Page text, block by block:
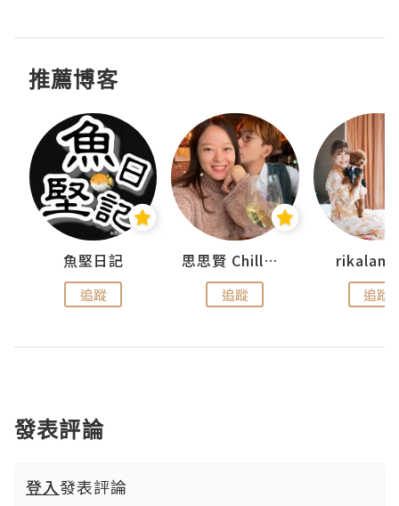
推薦博客
魚堅日記
追蹤
思思賢 ChillMyBabe
追蹤 追蹤
發表評論
登入發表評論